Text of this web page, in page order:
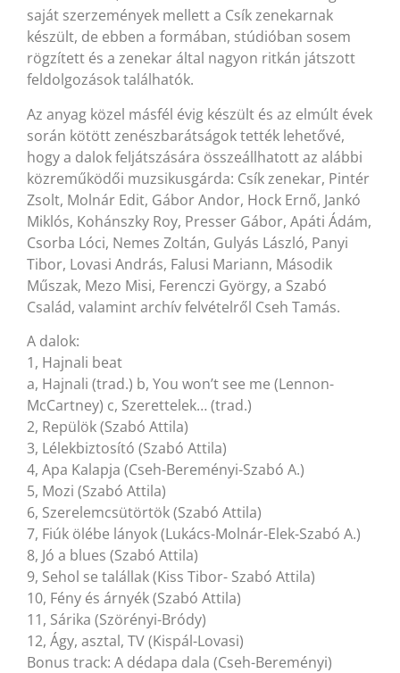
saját szerzemények mellett a Csík zenekarnak
készült, de ebben a formában, stúdióban sosem
rögzített és a zenekar által nagyon ritkán játszott
feldolgozások találhatók.
Az anyag közel másfél évig készült és az elmúlt évek
során kötött zenészbarátságok tették lehetővé,
hogy a dalok feljátszására összeállhatott az alábbi
közreműködői muzsikusgárda: Csík zenekar, Pintér
Zsolt, Molnár Edit, Gábor Andor, Hock Ernő, Jankó
Miklós, Kohánszky Roy, Presser Gábor, Apáti Ádám,
Csorba Lóci, Nemes Zoltán, Gulyás László, Panyi
Tibor, Lovasi András, Falusi Mariann, Második
Műszak, Mezo Misi, Ferenczi György, a Szabó
Család, valamint archív felvételről Cseh Tamás.
A dalok:
1, Hajnali beat
a, Hajnali (trad.) b, You won’t see me (Lennon-
McCartney) c, Szerettelek… (trad.)
2, Repülök (Szabó Attila)
3, Lélekbiztosító (Szabó Attila)
4, Apa Kalapja (Cseh-Bereményi-Szabó A.)
5, Mozi (Szabó Attila)
6, Szerelemcsütörtök (Szabó Attila)
7, Fiúk ölébe lányok (Lukács-Molnár-Elek-Szabó A.)
8, Jó a blues (Szabó Attila)
9, Sehol se talállak (Kiss Tibor- Szabó Attila)
10, Fény és árnyék (Szabó Attila)
11, Sárika (Szörényi-Bródy)
12, Ágy, asztal, TV (Kispál-Lovasi)
Bonus track: A dédapa dala (Cseh-Bereményi)